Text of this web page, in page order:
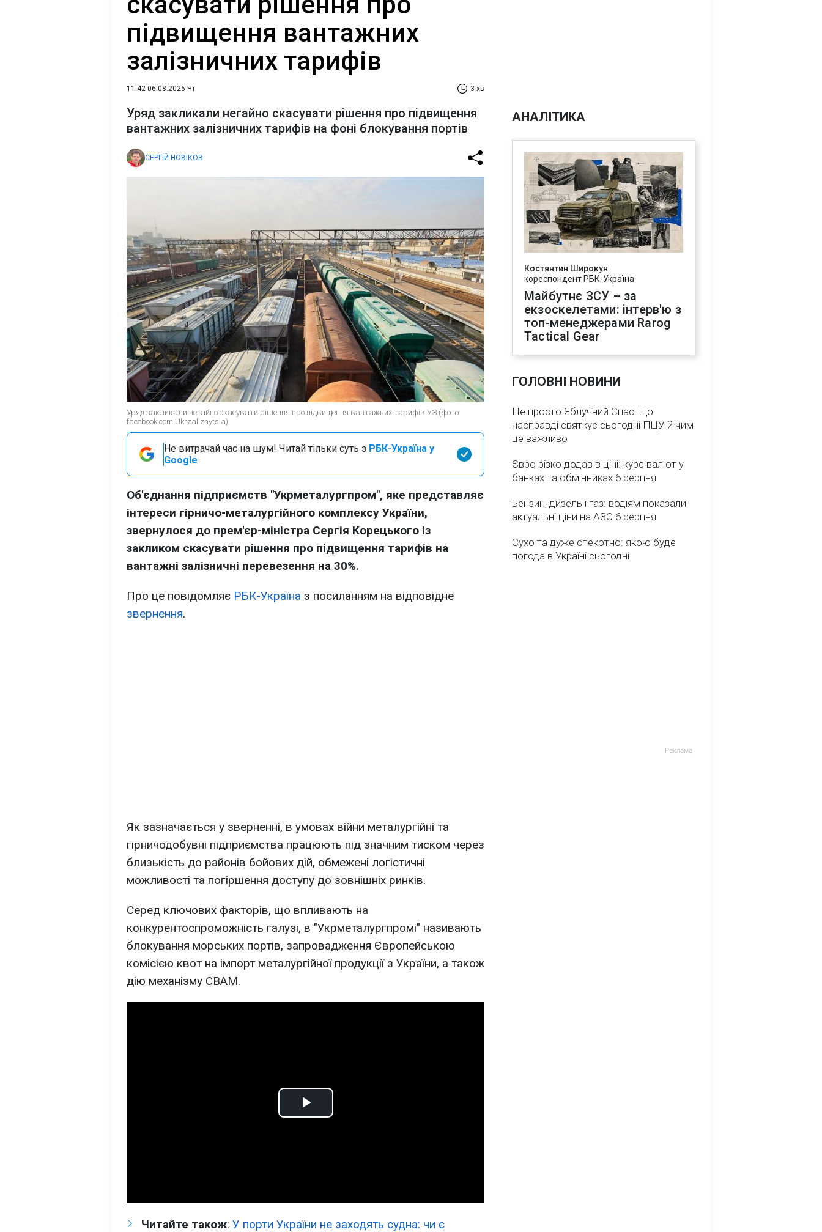
підвищення вантажних
залізничних тарифів
11:42 06.08.2026 Чт 3 хв
Уряд закликали негайно скасувати рішення про підвищення
вантажних залізничних тарифів на фоні блокування портів
СЕРГІЙ НОВІКОВ
Уряд закликали негайно скасувати рішення про підвищення вантажних тарифів УЗ (фото:
facebook com Ukrzaliznytsia)
Не витрачай час на шум! Читай тільки суть з РБК-Україна у
Google
Об'єднання підприємств "Укрметалургпром", яке представляє
інтереси гірничо-металургійного комплексу України,
звернулося до прем'єр-міністра Сергія Корецького із
закликом скасувати рішення про підвищення тарифів на
вантажні залізничні перевезення на 30%.
Про це повідомляє РБК-Україна з посиланням на відповідне
звернення.
Як зазначається у зверненні, в умовах війни металургійні та
гірничодобувні підприємства працюють під значним тиском через
близькість до районів бойових дій, обмежені логістичні
можливості та погіршення доступу до зовнішніх ринків.
Серед ключових факторів, що впливають на
конкурентоспроможність галузі, в "Укрметалургпромі" називають
блокування морських портів, запровадження Європейською
комісією квот на імпорт металургійної продукції з України, а також
дію механізму CBAM.
Play
Читайте також: У порти України не заходять судна: чи є
АНАЛІТИКА
Костянтин Широкун
кореспондент РБК-Україна
Майбутнє ЗСУ – за
екзоскелетами: інтерв'ю з
топ-менеджерами Rarog
Tactical Gear
ГОЛОВНІ НОВИНИ
Не просто Яблучний Спас: що
насправді святкує сьогодні ПЦУ й чим
це важливо
Євро різко додав в ціні: курс валют у
банках та обмінниках 6 серпня
Бензин, дизель і газ: водіям показали
актуальні ціни на АЗС 6 серпня
Сухо та дуже спекотно: якою буде
погода в Україні сьогодні